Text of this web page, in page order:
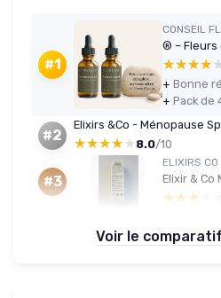
#1
CONSEIL
+
+
#2 ★★★★★
★★★★★ 8.0/10
#3
ELIXIRS CO
★★★★★
★★★★★
Voir le